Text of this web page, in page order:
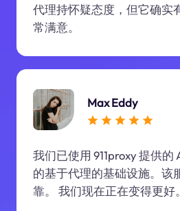
代理持怀疑态度，但它确实
常满意。
Max Eddy
我们已使用 911proxy 提供的
的基于代理的基础设施。该
靠。 我们现在正在变得更好。